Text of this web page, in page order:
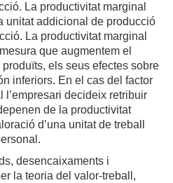
La productivitat marginal
unitat addicional de producció
La productivitat marginal
que augmentem el
els seus efectes sobre
inferiors. En el cas del factor
l’empresari decideix retribuir
de la productivitat
d’una unitat de treball
desencaixaments i
la teoria del valor-treball,